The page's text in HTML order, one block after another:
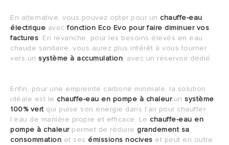
En alternative, vous pouvez opter pour un chauffe-eau
électrique avecfonction Eco Evo pour faire diminuer vos
factures. En revanche, pour les besoins élevés en eau
chaude sanitaire, vous aurez plus intérêt à vous tourner
vers un système à accumulation, avec un réservoir dédié.
Enfin, pour une empreinte carbone minimale, la solution
idéale est le chauffe-eau en pompe à chaleur,un système
100% vert qui puise son énergie dans l'air pour chauffer
l’eau de manière propre et efficace. Le chauffe-eau en
pompe à chaleurpermet de réduire grandement sa
consommation et ses émissions nocives et peut en outre